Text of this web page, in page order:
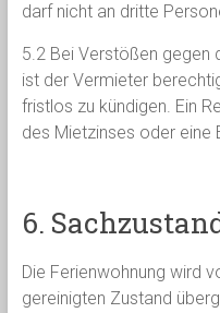
darf nicht an dritte
5.2 Bei Verstößen gegen
ist der Vermieter
fristlos zu kündigen. Ein
des Mietzinses oder eine
6.
Die Ferienwohnung wird
gereinigten Zustand